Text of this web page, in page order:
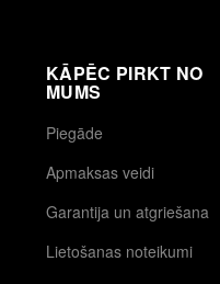
KĀPĒC PIRKT NO
MUMS
Piegāde
Apmaksas veidi
Garantija un atgriešana
Lietošanas noteikumi